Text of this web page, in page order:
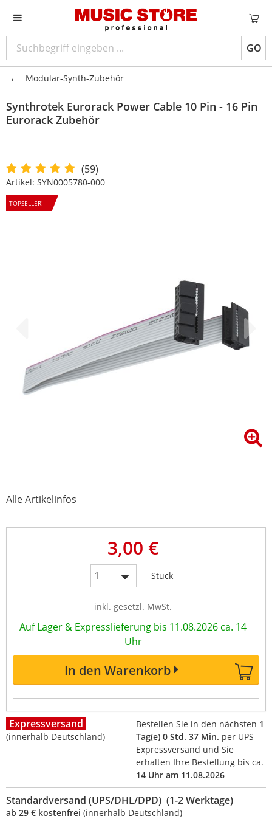
GO
Modular-Synth-Zubehör
Synthrotek Eurorack Power Cable 10 Pin - 16 Pin
Eurorack Zubehör
(59)
Artikel: SYN0005780-000
TOPSELLER!
Alle Artikelinfos
3,00 €
Stück
inkl. gesetzl. MwSt.
Auf Lager & Expresslieferung bis 11.08.2026 ca. 14
Uhr
In den Warenkorb
Expressversand
(innerhalb Deutschland)
Bestellen Sie in den nächsten 1
Tag(e) 0 Std. 37 Min. per UPS
Expressversand und Sie
erhalten Ihre Bestellung bis ca.
14 Uhr am 11.08.2026
Standardversand (UPS/DHL/DPD) (1-2 Werktage)
ab 29 € kostenfrei (innerhalb Deutschland)